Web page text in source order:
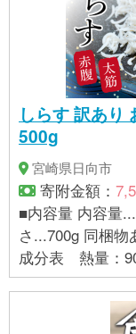
しらす 訳あり
500g
宮崎県日向市
寄附金額：
■内容量 内容量
さ...700g 同梱物あり ■原材料名 イワシ稚
成分表 熱量：
7g 炭水化物：0.0